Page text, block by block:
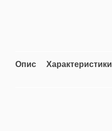
Опис Характеристики